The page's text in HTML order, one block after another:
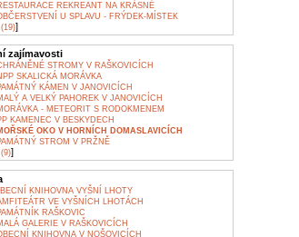
REKREANT NA KRÁSNÉ
U SPLAVU - FRÝDEK-MÍSTEK
]
zajímavosti
STROMY V RAŠKOVICÍCH
SKALICKÁ MORÁVKA
KÁMEN V JANOVICÍCH
A VELKÝ PAHOREK V JANOVICÍCH
- METEORIT S RODOKMENEM
KAMENEC V BESKYDECH
OKO V HORNÍCH DOMASLAVICÍCH
STROM V PRŽNĚ
]
KNIHOVNA VYŠNÍ LHOTY
VE VYŠNÍCH LHOTÁCH
RAŠKOVIC
GALERIE V RAŠKOVICÍCH
KNIHOVNA V NOŠOVICÍCH